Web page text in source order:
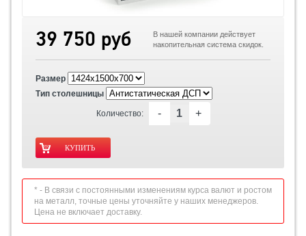
39 750 руб
В нашей компании действует
накопительная система скидок.
Размер
Тип столешницы
Количество: - +
* - В связи с постоянными изменениям курса валют и ростом
на металл, точные цены уточняйте у наших менеджеров.
Цена не включает доставку.